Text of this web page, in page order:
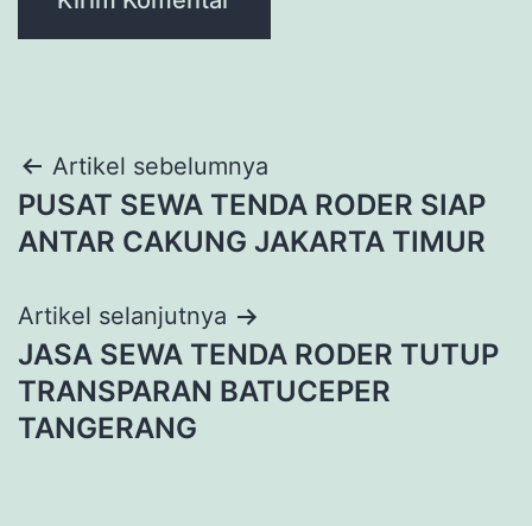
Navigasi
pos
Artikel sebelumnya
PUSAT SEWA TENDA RODER SIAP
ANTAR CAKUNG JAKARTA TIMUR
Artikel selanjutnya
JASA SEWA TENDA RODER TUTUP
TRANSPARAN BATUCEPER
TANGERANG